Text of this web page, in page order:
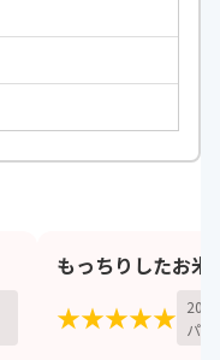
もっちりしたお米
★★★★★ 20
パー